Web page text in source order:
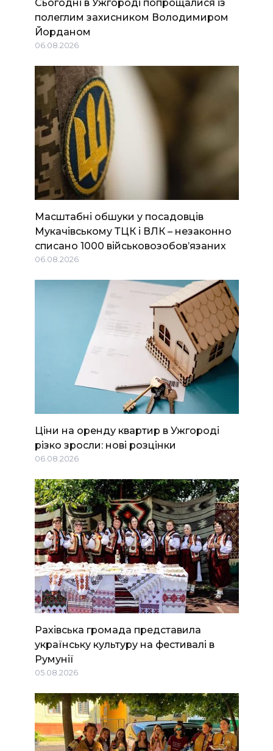
Сьогодні в Ужгороді попрощалися із
полеглим захисником Володимиром
Йорданом
06.08.2026
Масштабні обшуки у посадовців
Мукачівському ТЦК і ВЛК – незаконно
списано 1000 військовозобов’язаних
06.08.2026
Ціни на оренду квартир в Ужгороді
різко зросли: нові розцінки
06.08.2026
Рахівська громада представила
українську культуру на фестивалі в
Румунії
05.08.2026